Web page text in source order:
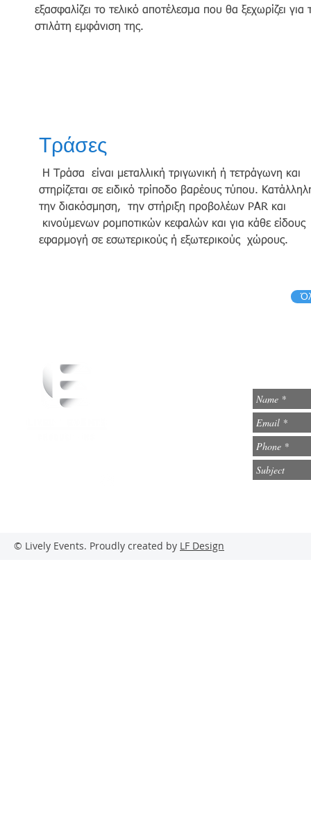
εξασφαλίζει το τελικό αποτέλεσμα που θα ξεχωρίζει για
στιλάτη εμφάνιση της.
Τράσες
Η Τράσα είναι μεταλλική τριγωνική ή τετράγωνη και
στηρίζεται σε ειδικό τρίποδο βαρέους τύπου.
την διακόσμηση, την στήριξη προβολέων PAR και
κινούμενων ρομποτικών κεφαλών και για κάθε είδους
εφαρμογή σε εσωτερικούς ή εξωτερικούς χώρους.
© Lively Events. Proudly created by LF Design